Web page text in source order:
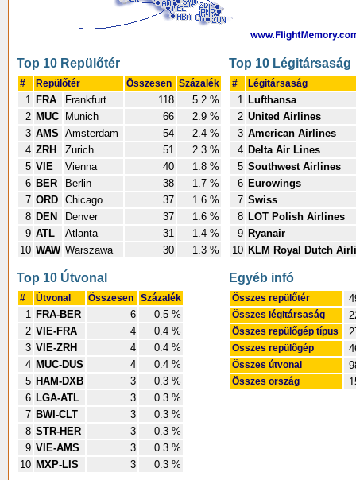
Top 10 Repülőtér
# Repülőtér Összesen Százalék
1 FRA Frankfurt 118
5.2 %
2 MUC Munich 66
2.9 %
3 AMS Amsterdam 54
2.4 %
4 ZRH Zurich 51
2.3 %
5 VIE Vienna 40
1.8 %
6 BER Berlin 38
1.7 %
7 ORD Chicago 37
1.6 %
8 DEN Denver 37
1.6 %
9 ATL Atlanta 31
1.4 %
10 WAW Warszawa 30 1.3 %
Top 10 Légitársaság
# Légitársaság
1 Lufthansa
2 United Airlines
3 American Airlines
4 Delta Air Lines
5 Southwest Airlines
6 Eurowings
7 Swiss
8 LOT Polish Airlines
9 Ryanair
10 KLM Royal Dutch
Top 10 Útvonal
# Útvonal Összesen Százalék
1 FRA-BER 6
0.5 %
2 VIE-FRA 4
0.4 %
3 VIE-ZRH 4
0.4 %
4 MUC-DUS 4
0.4 %
5 HAM-DXB 3
0.3 %
6 LGA-ATL 3
0.3 %
7 BWI-CLT 3
0.3 %
8 STR-HER 3
0.3 %
9 VIE-AMS 3
0.3 %
10 MXP-LIS 3 0.3 %
Egyéb infó
Összes repülőtér
Összes légitársaság
Összes repülőgép típus
Összes repülőgép
Összes útvonal
Összes ország